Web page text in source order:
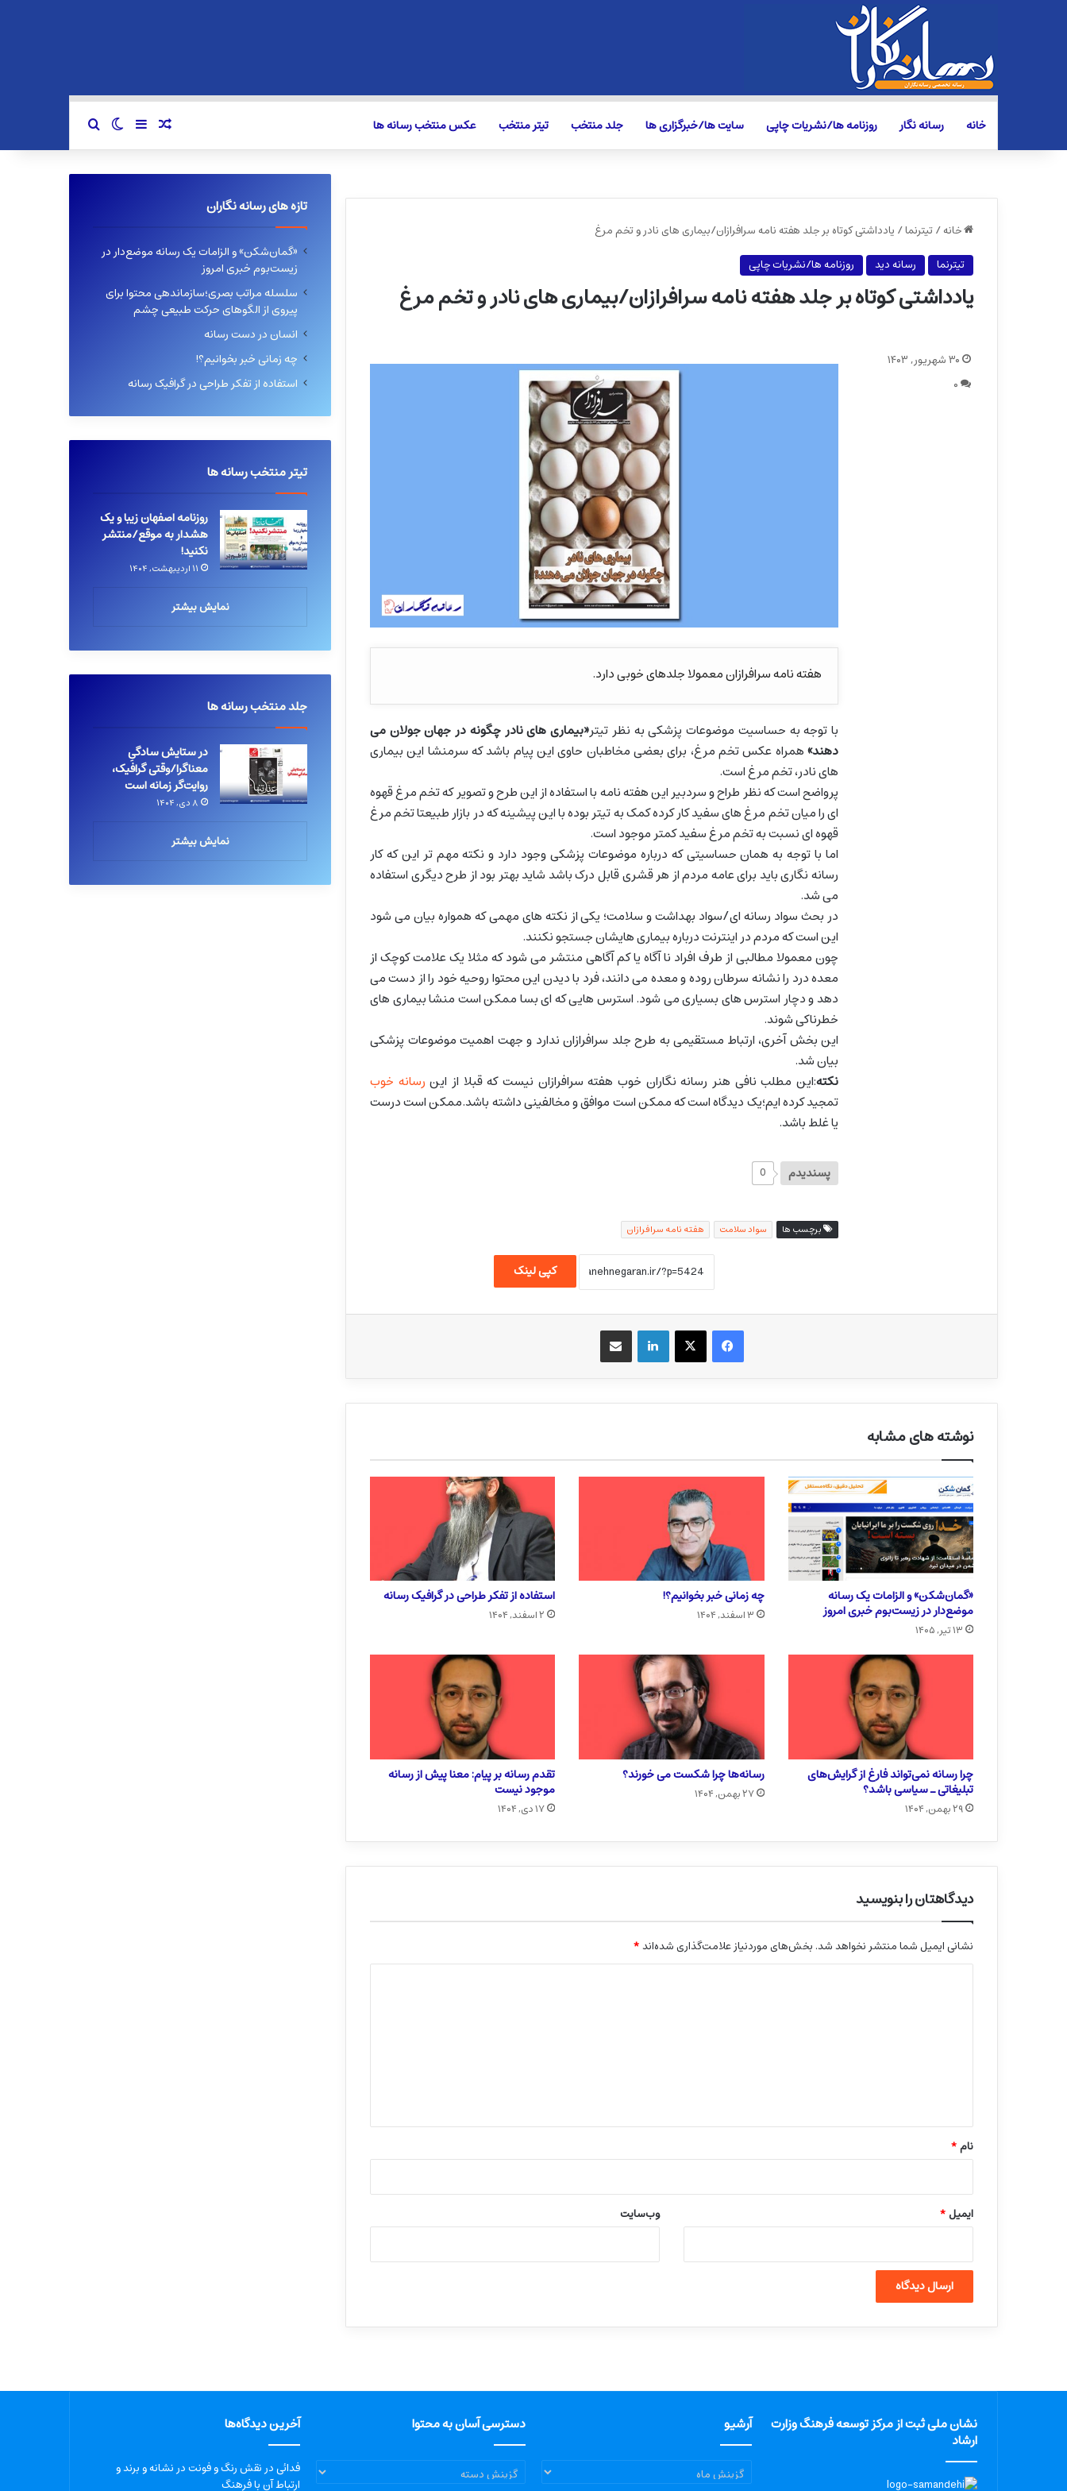
خانه رسانه نگار روزنامه ها/نشریات چاپی سایت ها/خبرگزاری ها جلد منتخب تیتر منتخب عکس منتخب رسانه ها نوشته تصادفی
سایدبارتغییر پوسته
خانه/تیترنما/ یادداشتی کوتاه بر جلد هفته نامه سرافرازان/بیماری های نادر و تخم مرغ
تیترنما
رسانه دید روزنامه ها/نشریات چاپی
یادداشتی کوتاه بر جلد هفته نامه سرافرازان/بیماری های نادر و تخم مرغ
هفته نامه سرافرازان معمولا جلدهای خوبی دارد.
با توجه به حساسیت موضوعات پزشکی به نظر تیتر«بیماری های نادر چگونه در جهان جولان می
دهند»همراه عکس تخم مرغ، برای بعضی مخاطبان حاوی این پیام باشد که سرمنشا این بیماری
های نادر، تخم مرغ است.
پرواضح است که نظر طراح و سردبیر این هفته نامه با استفاده از این طرح و تصویر که تخم مرغ قهوه
ای را میان تخم مرغ های سفید کار کرده کمک به تیتر بوده با این پیشینه که در بازار طبیعتا تخم مرغ
قهوه ای نسبت به تخم مرغ سفید کمتر موجود است.
اما با توجه به همان حساسیتی که درباره موضوعات پزشکی وجود دارد و نکته مهم تر این که کار
رسانه نگاری باید برای عامه مردم از هر قشری قابل درک باشد شاید بهتر بود از طرح دیگری استفاده
می شد.
در بحث سواد رسانه ای/سواد بهداشت و سلامت؛ یکی از نکته های مهمی که همواره بیان می شود
این است که مردم در اینترنت درباره بیماری هایشان جستجو نکنند.
چون معمولا مطالبی از طرف افراد نا آگاه یا کم آگاهی منتشر می شود که مثلا یک علامت کوچک از
معده درد را نشانه سرطان روده و معده می دانند، فرد با دیدن این محتوا روحیه خود را از دست می
دهد و دچار استرس های بسیاری می شود. استرس هایی که ای بسا ممکن است منشا بیماری های
خطرناکی شوند.
این بخش آخری، ارتباط مستقیمی به طرح جلد سرافرازان ندارد و جهت اهمیت موضوعات پزشکی
بیان شد.
نکته:این مطلب نافی هنر رسانه نگاران خوب هفته سرافرازان نیست که قبلا از این رسانه خوب
تمجید کرده ایم؛یک دیدگاه است که ممکن است موافق و مخالفینی داشته باشد.ممکن است درست
یا غلط باشد.
پسندیدم 0
برچسب ها سواد سلامت هفته نامه سرافرازان
کپی لینک
۳۰ شهریور, ۱۴۰۳
۰
فیسبوک X لینکداین
نوشته های مشابه
«گمان‌شکن» و الزامات یک رسانه
موضع‌دار در زیست‌بوم خبری امروز
۱۳ تیر, ۱۴۰۵
چه زمانی خبر بخوانیم؟!
۳ اسفند, ۱۴۰۴
استفاده از تفکر طراحی در گرافیک رسانه
۲ اسفند, ۱۴۰۴
چرا رسانه نمی‌تواند فارغ از گرایش‌های
تبلیغاتی ـ سیاسی باشد؟
۲۹ بهمن, ۱۴۰۴
رسانه‌ها چرا شکست می خورند؟
۲۷ بهمن, ۱۴۰۴
تقدم رسانه بر پیام: معنا پیش از رسانه
موجود نیست
۱۷ دی, ۱۴۰۴
دیدگاهتان را بنویسید
نشانی ایمیل شما منتشر نخواهد شد. بخش‌های موردنیاز علامت‌گذاری شده‌اند*
نام*
ایمیل* وب‌سایت
تازه های رسانه نگاران
«گمان‌شکن» و الزامات یک رسانه موضع‌دار در
زیست‌بوم خبری امروز
سلسله مراتب بصری؛سازماندهی محتوا برای
پیروی از الگوهای حرکت طبیعی چشم
انسان در دست رسانه
چه زمانی خبر بخوانیم؟!
استفاده از تفکر طراحی در گرافیک رسانه
تیتر منتخب رسانه ها
روزنامه اصفهان زیبا و یک
هشدار به موقع/منتشر
نکنید!
۱۱ اردیبهشت, ۱۴۰۴
نمایش بیشتر
جلد منتخب رسانه ها
در ستایش سادگیِ
معناگرا/وقتی گرافیک،
روایت‌گر زمانه است
۸ دی, ۱۴۰۴
نمایش بیشتر
نشان ملی ثبت از مرکز توسعه فرهنگ وزارت
ارشاد
آرشیو
آرشیو
دسترسی آسان به محتوا
دسترسی
آسان
آخرین دیدگاه‌ها
فدائیدرنقش رنگ و فونت در نشانه و برند و
ارتباط آن با فرهنگ